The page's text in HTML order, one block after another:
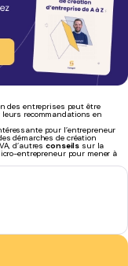
des entreprises peut être
recommandations en
pour l’entrepreneur
démarches de création
d’autresconseils sur la
entrepreneur pour mener à